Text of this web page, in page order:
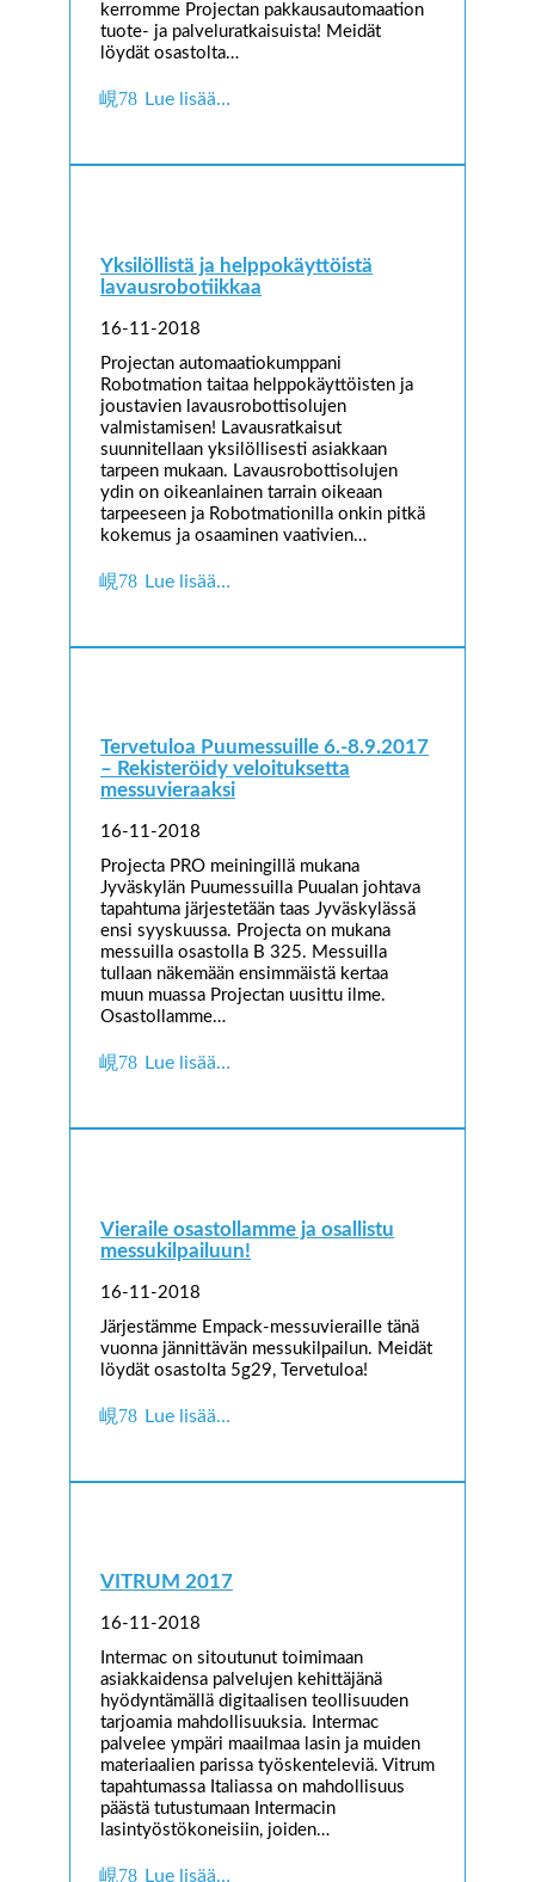
kerromme Projectan pakkausautomaation
tuote- ja palveluratkaisuista! Meidät
löydät osastolta…
Lue lisää…
Yksilöllistä ja helppokäyttöistä
lavausrobotiikkaa
16-11-2018
Projectan automaatiokumppani
Robotmation taitaa helppokäyttöisten ja
joustavien lavausrobottisolujen
valmistamisen! Lavausratkaisut
suunnitellaan yksilöllisesti asiakkaan
tarpeen mukaan. Lavausrobottisolujen
ydin on oikeanlainen tarrain oikeaan
tarpeeseen ja Robotmationilla onkin pitkä
kokemus ja osaaminen vaativien…
Lue lisää…
Tervetuloa Puumessuille 6.-8.9.2017
– Rekisteröidy veloituksetta
messuvieraaksi
16-11-2018
Projecta PRO meiningillä mukana
Jyväskylän Puumessuilla Puualan johtava
tapahtuma järjestetään taas Jyväskylässä
ensi syyskuussa. Projecta on mukana
messuilla osastolla B 325. Messuilla
tullaan näkemään ensimmäistä kertaa
muun muassa Projectan uusittu ilme.
Osastollamme…
Lue lisää…
Vieraile osastollamme ja osallistu
messukilpailuun!
16-11-2018
Järjestämme Empack-messuvieraille tänä
vuonna jännittävän messukilpailun. Meidät
löydät osastolta 5g29, Tervetuloa!
Lue lisää…
VITRUM 2017
16-11-2018
Intermac on sitoutunut toimimaan
asiakkaidensa palvelujen kehittäjänä
hyödyntämällä digitaalisen teollisuuden
tarjoamia mahdollisuuksia. Intermac
palvelee ympäri maailmaa lasin ja muiden
materiaalien parissa työskenteleviä. Vitrum
tapahtumassa Italiassa on mahdollisuus
päästä tutustumaan Intermacin
lasintyöstökoneisiin, joiden…
Lue lisää…